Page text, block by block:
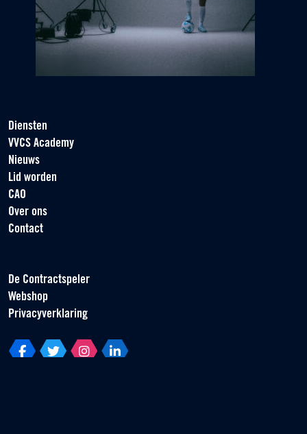
Diensten
VVCS Academy
Nieuws
Lid worden
CAO
Over ons
Contact
De Contractspeler
Webshop
Privacyverklaring